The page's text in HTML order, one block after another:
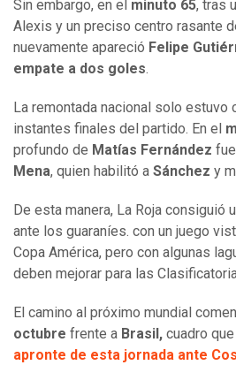
Sin embargo, en el minuto 65, tras
Alexis y un preciso centro rasante
nuevamente apareció Felipe
empate a dos goles.
La remontada nacional solo estuvo
instantes finales del partido. En el
profundo de Matías Fernández
Mena, quien habilitó a Sánchez y
De esta manera, La Roja consiguió
ante los guaraníes. con un juego
Copa América, pero con algunas
deben mejorar para las
El camino al próximo mundial
octubre frente a Brasil, cuadro que
apronte de esta jornada ante